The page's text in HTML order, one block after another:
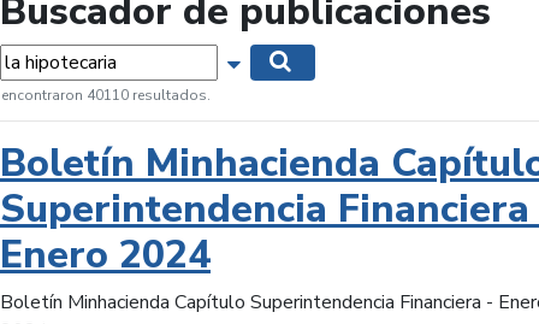
Buscador de publicaciones
Mostrar opciones de búsqueda
encontraron 40110 resultados.
Boletín Minhacienda
Superintendencia
Enero 2024
Boletín Minhacienda Capítulo Superintendencia Financiera -